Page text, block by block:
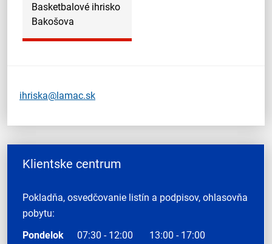
Basketbalové ihrisko
Bakošova
ihriska@lamac.sk
Klientske centrum
Pokladňa, osvedčovanie listín a podpisov, ohlasovňa
pobytu:
Pondelok
07:30 - 12:00
13:00 - 17:00